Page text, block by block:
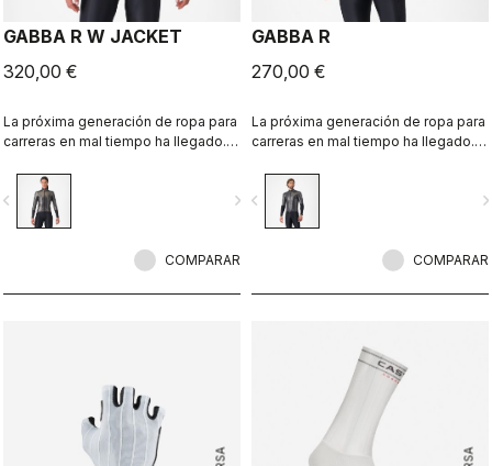
GABBA R W JACKET
320,00 €
La próxima generación de ropa para
carreras en mal tiempo ha llegado.
protectora y aerodinámica que
nunca. La chaqueta ha sido
diseñada para satisfacer las
profesionales, donde cada vatio
chaqueta más rápida en las pruebas
navigate_next
COMPARAR
GABBA R
270,00 €
La próxima generación de ropa para
carreras en mal tiempo ha llegado.
corta es la más protectora y
aerodinámica hasta el momento.
navigate_before
COMPARAR